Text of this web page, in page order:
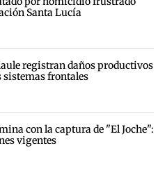
Santa Lucía
registran daños productivos
frontales
con la captura de "El Joche":
vigentes